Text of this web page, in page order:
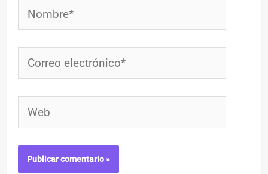
Nombre*
Correo
electrónico*
Web